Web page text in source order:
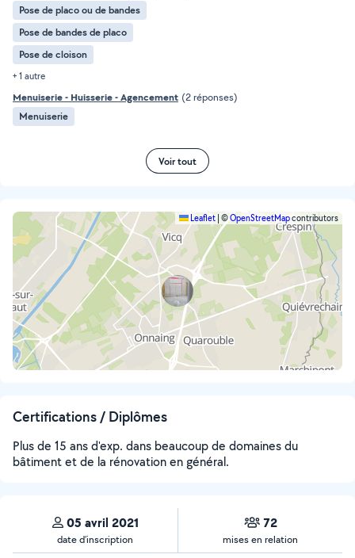
Pose de placo ou de bandes
Pose de bandes de placo
Pose de cloison
+ 1 autre
Menuiserie - Huisserie - Agencement (2 réponses)
Menuiserie
Voir tout
Leaflet ©OpenStreetMapcontributors
Certifications / Diplômes
Plus de 15 ans d'exp. dans beaucoup de domaines du
bâtiment et de la rénovation en général.
05 avril 2021
date d’inscription
72
mises en relation